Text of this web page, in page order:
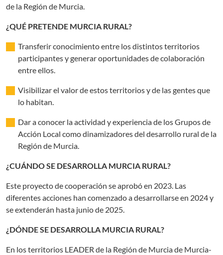
de la Región de Murcia.
¿QUÉ PRETENDE MURCIA RURAL?
Transferir conocimiento entre los distintos territorios
participantes y generar oportunidades de colaboración
entre ellos.
Visibilizar el valor de estos territorios y de las gentes que
lo habitan.
Dar a conocer la actividad y experiencia de los Grupos de
Acción Local como dinamizadores del desarrollo rural de la
Región de Murcia.
¿CUÁNDO SE DESARROLLA MURCIA RURAL?
Este proyecto de cooperación se aprobó en 2023. Las
diferentes acciones han comenzado a desarrollarse en 2024 y
se extenderán hasta junio de 2025.
¿DÓNDE SE DESARROLLA MURCIA RURAL?
En los territorios LEADER de la Región de Murcia de Murcia-